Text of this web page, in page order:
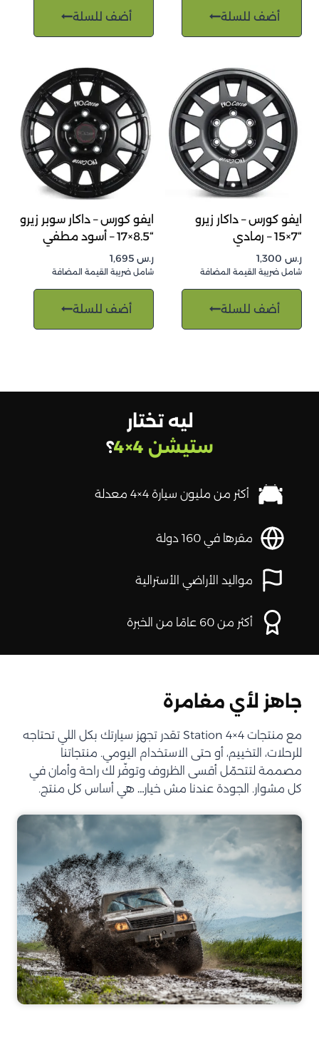
أضف للسلة أضف للسلة
ايفو كورس – داكار زيرو
“7×15 – رمادي
ر.س
شامل ضريبة القيمة المضافة
أضف للسلة
ايفو كورس – داكار سوبر زيرو
“8.5×17 – أسود مطفي
ر.س
شامل ضريبة القيمة المضافة
أضف للسلة
ليه تختار
ستيشن 4×4
؟
أكثر من مليون سيارة 4×4 معدلة
مقرها في 160 دولة
مواليد الأراضي الأسترالية
أكثر من 60 عامًا من الخبرة
جاهز لأي مغامرة
مع منتجات Station 4×4 تقدر تجهز سيارتك بكل اللي تحتاجه
للرحلات، التخييم، أو حتى الاستخدام اليومي. منتجاتنا
مصممة لتتحمّل أقسى الظروف وتوفّر لك راحة وأمان في
كل مشوار. الجودة عندنا مش خيار… هي أساس كل منتج.